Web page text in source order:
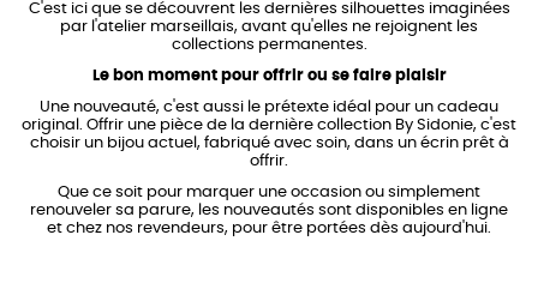
C'est ici que se découvrent les dernières silhouettes imaginées
par l'atelier marseillais, avant qu'elles ne rejoignent les
collections permanentes.
Le bon moment pour offrir ou se faire plaisir
Une nouveauté, c'est aussi le prétexte idéal pour un cadeau
original. Offrir une pièce de la dernière collection By Sidonie, c'est
choisir un bijou actuel, fabriqué avec soin, dans un écrin prêt à
offrir.
Que ce soit pour marquer une occasion ou simplement
renouveler sa parure, les nouveautés sont disponibles en ligne
et chez nos revendeurs, pour être portées dès aujourd'hui.